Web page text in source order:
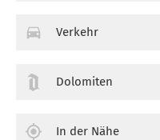
Verkehr
Dolomiten
In der Nähe